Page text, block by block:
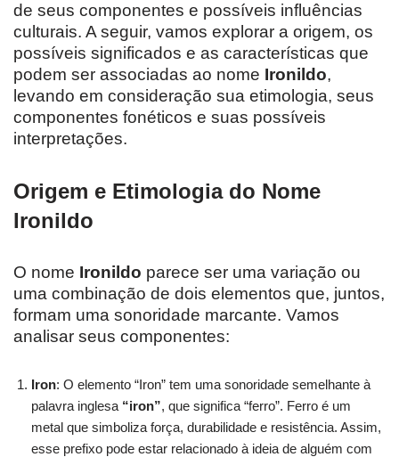
de seus componentes e possíveis influências
culturais. A seguir, vamos explorar a origem, os
possíveis significados e as características que
podem ser associadas ao nome Ironildo,
levando em consideração sua etimologia, seus
componentes fonéticos e suas possíveis
interpretações.
Origem e Etimologia do Nome
Ironildo
O nome Ironildo parece ser uma variação ou
uma combinação de dois elementos que, juntos,
formam uma sonoridade marcante. Vamos
analisar seus componentes:
Iron: O elemento “Iron” tem uma sonoridade semelhante à
palavra inglesa “iron”, que significa “ferro”. Ferro é um
metal que simboliza força, durabilidade e resistência. Assim,
esse prefixo pode estar relacionado à ideia de alguém com